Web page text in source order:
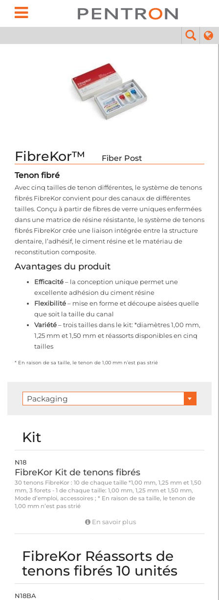
FibreKor™
Fiber Post
Tenon fibré
Avec cinq tailles de tenon différentes, le système de tenons
fibrés FibreKor convient pour des canaux de différentes
tailles. Conçu à partir de fibres de verre uniques enfermées
dans une matrice de résine résistante, le système de tenons
fibrés FibreKor crée une liaison intégrée entre la structure
dentaire, l’adhésif, le ciment résine et le matériau de
reconstitution composite.
Avantages du produit
Efficacité– la conception unique permet une
excellente adhésion du ciment résine
Flexibilité– mise en forme et découpe aisées quelle
que soit la taille du canal
Variété– trois tailles dans le kit: *diamètres 1,00 mm,
1,25 mm et 1,50 mm et réassorts disponibles en cinq
tailles
* En raison de sa taille, le tenon de 1,00 mm n’est pas strié
Packaging
Kit
N18
FibreKor Kit de tenons fibrés
30 tenons FibreKor : 10 de chaque taille *1,00 mm, 1,25 mm et 1,50
mm, 3 forets - 1 de chaque taille: 1,00 mm, 1,25 mm et 1,50 mm,
Mode d’emploi, accessoires ; * En raison de sa taille, le tenon de
1,00 mm n’est pas strié
En savoir plus
FibreKor Réassorts de
tenons fibrés 10 unités
N18BA